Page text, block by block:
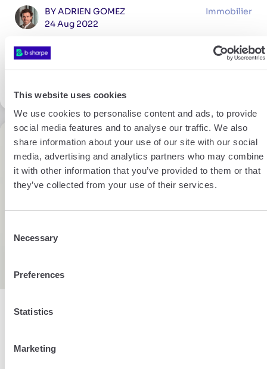
This website uses cookies
We use cookies to personalise content and ads, to provide
social media features and to analyse our traffic. We also
share information about your use of our site with our social
media, advertising and analytics partners who may combine
it with other information that you’ve provided to them or that
they’ve collected from your use of their services.
Selection
Necessary
Preferences
Statistics
Marketing
BY ADRIEN GOMEZ
24 Aug 2022
Immobilier
6 étapes pour vendre un
6 min
BY DAVID PEREIRA
Racheter un crédit